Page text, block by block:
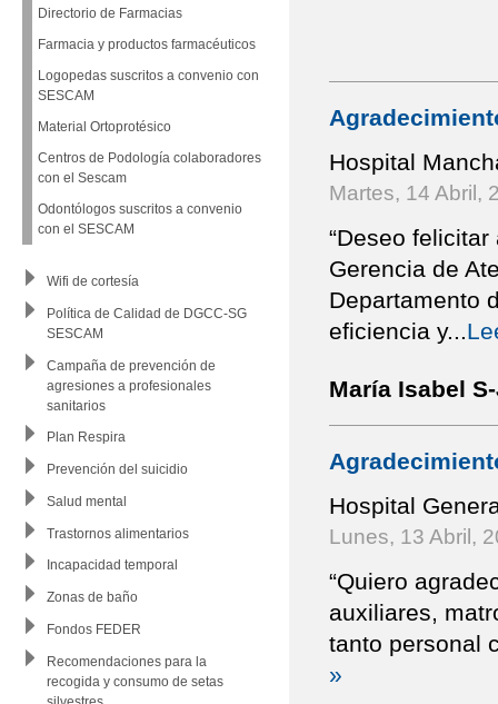
Directorio de Farmacias
Farmacia y productos farmacéuticos
Logopedas suscritos a convenio con
SESCAM
Material Ortoprotésico
Centros de Podología colaboradores
con el Sescam
Odontólogos suscritos a convenio
con el SESCAM
Wifi de cortesía
Política de Calidad de DGCC-SG
SESCAM
Campaña de prevención de
agresiones a profesionales
sanitarios
Plan Respira
Prevención del suicidio
Salud mental
Trastornos alimentarios
Incapacidad temporal
Zonas de baño
Fondos FEDER
Recomendaciones para la
recogida y consumo de setas
Hospital
Martes, 14 Abril,
“Deseo
Gerencia de
Departamento
eficiencia y...
María Isabel
Hospital
Lunes, 13 Abril,
“Quiero
auxiliares,
tanto personal
»